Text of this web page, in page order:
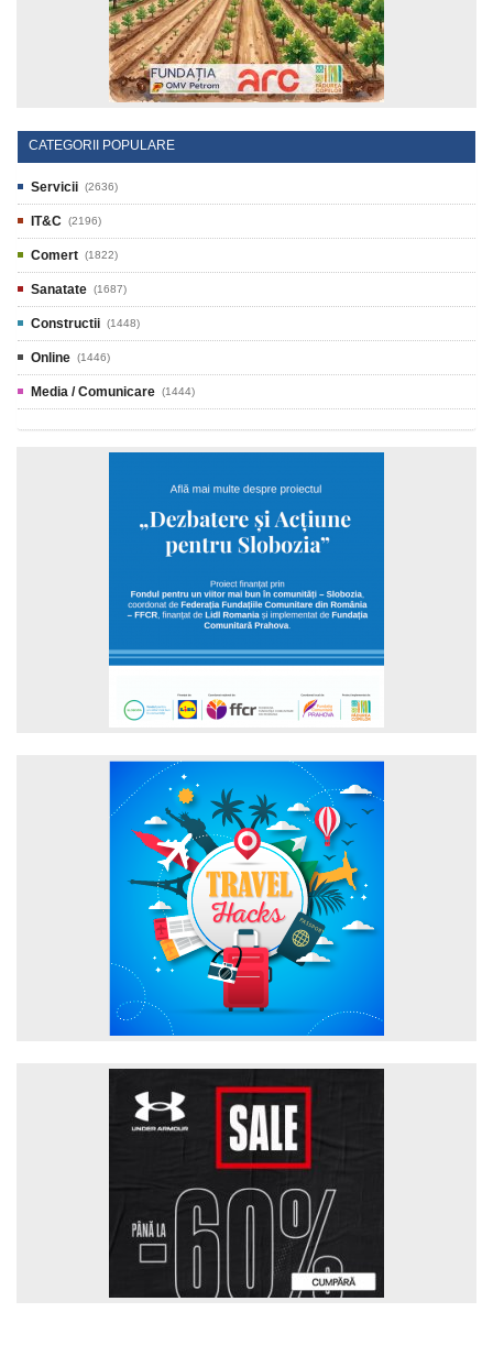
CATEGORII POPULARE
Servicii (2636)
IT&C (2196)
Comert (1822)
Sanatate (1687)
Constructii (1448)
Online (1446)
Media / Comunicare (1444)